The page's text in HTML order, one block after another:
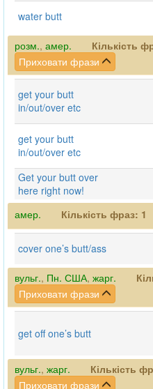
water butt
розм., амер. Кількість
Приховати фрази
get your butt
in/out/over etc
get your butt
in/out/over etc
Get your butt over
here right now!
амер.
Кількість фраз: 1
cover one’s butt/ass
вульг., Пн. США, жарг.
Приховати фрази
get off one’s butt
вульг., жарг. Кількість
Приховати фрази